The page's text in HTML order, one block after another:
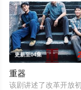
更新至04集
重器
该剧讲述了改革开放